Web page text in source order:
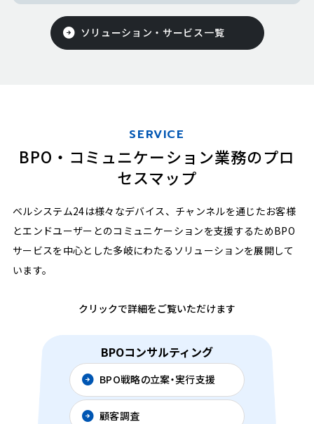
ソリューション・サービス一覧
SERVICE
BPO・コミュニケーション業務のプロ
セスマップ
ベルシステム24は様々なデバイス、チャンネルを通じたお客様
とエンドユーザーとのコミュニケーションを支援するためBPO
サービスを中心とした多岐にわたるソリューションを展開して
います。
クリックで詳細をご覧いただけます
BPOコンサルティング
BPO戦略の立案・実行支援
顧客調査